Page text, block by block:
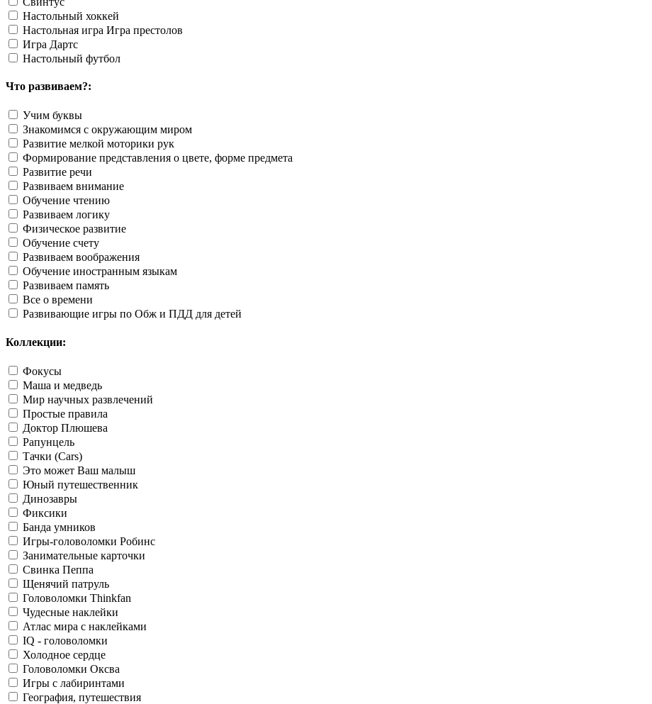
Настольный хоккей
Настольная игра Игра престолов
Игра Дартс
Настольный футбол
Что развиваем?:
Учим буквы
Знакомимся с окружающим миром
Развитие мелкой моторики рук
Формирование представления о цвете, форме предмета
Развитие речи
Развиваем внимание
Обучение чтению
Развиваем логику
Физическое развитие
Обучение счету
Развиваем воображения
Обучение иностранным языкам
Развиваем память
Все о времени
Развивающие игры по Обж и ПДД для детей
Коллекции:
Фокусы
Маша и медведь
Мир научных развлечений
Простые правила
Доктор Плюшева
Рапунцель
Тачки (Cars)
Это может Ваш малыш
Юный путешественник
Динозавры
Фиксики
Банда умников
Игры-головоломки Робинс
Занимательные карточки
Свинка Пеппа
Щенячий патруль
Головоломки Thinkfan
Чудесные наклейки
Атлас мира с наклейками
IQ - головоломки
Холодное сердце
Головоломки Оксва
Игры с лабиринтами
География, путешествия